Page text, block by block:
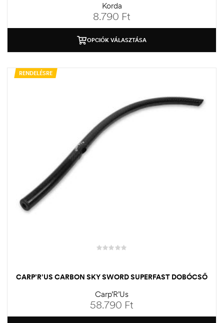
Korda
8.790 Ft
OPCIÓK VÁLASZTÁSA
RENDELÉSRE
CARP’R’US CARBON SKY SWORD SUPERFAST DOBÓCSŐ
Carp’R’Us
58.790 Ft